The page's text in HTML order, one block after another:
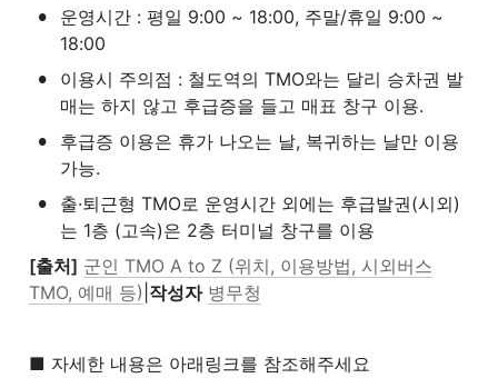
•
운영시간 : 평일 9:00 ~ 18:00, 주말/휴일 9:00 ~
18:00
•
이용시 주의점 : 철도역의 TMO와는 달리 승차권 발
매는 하지 않고 후급증을 들고 매표 창구 이용.
•
후급증 이용은 휴가 나오는 날, 복귀하는 날만 이용
가능.
•
출·퇴근형 TMO로 운영시간 외에는 후급발권(시외)
는 1층 (고속)은 2층 터미널 창구를 이용
[출처] 군인 TMO A to Z (위치, 이용방법, 시외버스
TMO, 예매 등) 작성자 병무청
■ 자세한 내용은 아래링크를 참조해주세요